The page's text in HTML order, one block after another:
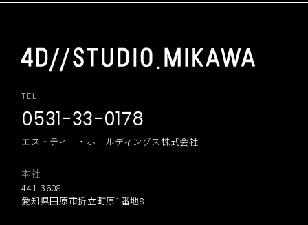
TEL
0531-33-0178
エス・ティー・ホールディングス株式会社
本社
441-3608
愛知県田原市折立町原1番地8